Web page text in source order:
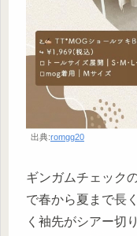
出典:romgg20
ギンガムチェック
で春から夏まで長
く袖先がシアー切